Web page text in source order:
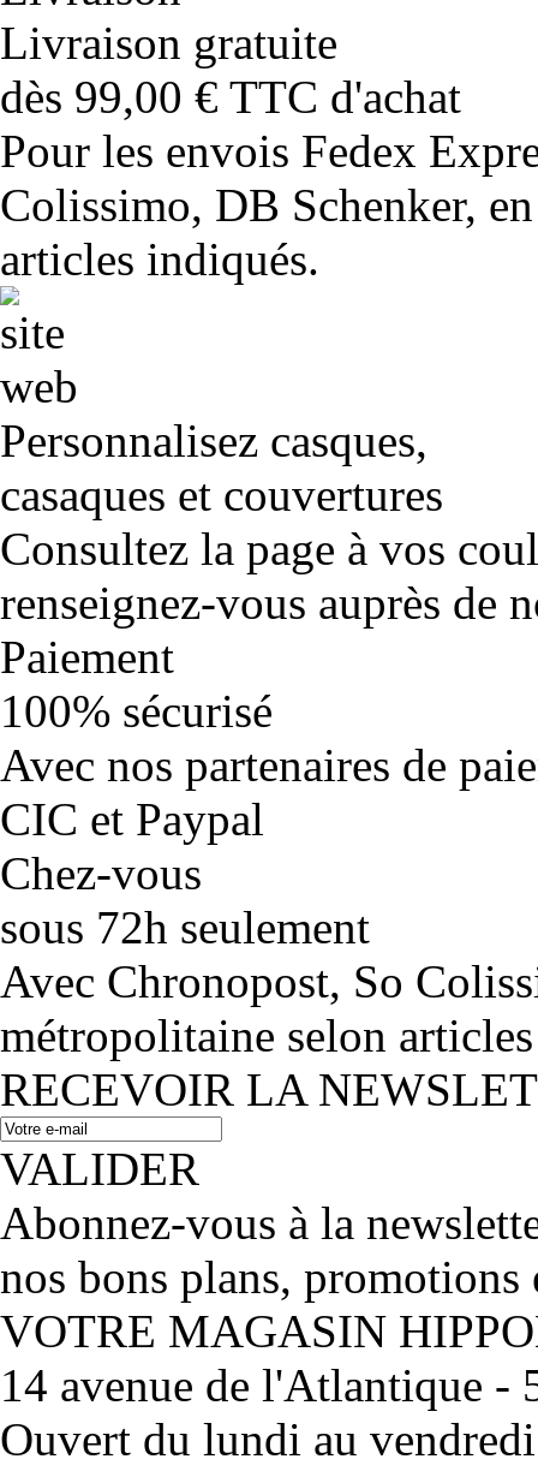
Livraison gratuite
dès 99,00 € TTC d'achat
Pour les envois Fedex
Colissimo, DB Schenker,
articles indiqués.
Personnalisez casques,
casaques et couvertures
Consultez la page à vos
renseignez-vous auprès de
Paiement
100% sécurisé
Avec nos partenaires de
CIC et Paypal
Chez-vous
sous 72h seulement
Avec Chronopost, So
métropolitaine selon
RECEVOIR LA
VALIDER
Abonnez-vous à la
nos bons plans, promotions
VOTRE MAGASIN
14 avenue de l'Atlantique -
Ouvert du lundi au